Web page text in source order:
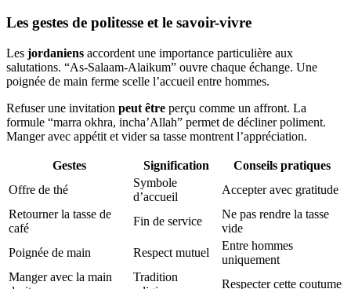
Les gestes de politesse et le savoir-vivre
Les jordaniens accordent une importance particulière aux
salutations. “As-Salaam-Alaikum” ouvre chaque échange. Une
poignée de main ferme scelle l’accueil entre hommes.
Refuser une invitation peut être perçu comme un affront. La
formule “marra okhra, incha’Allah” permet de décliner poliment.
Manger avec appétit et vider sa tasse montrent l’appréciation.
Gestes Signification
Conseils pratiques
Offre de thé
Symbole
d’accueil
Accepter avec gratitude
Retourner la tasse de
café
Fin de service
Ne pas rendre la tasse
vide
Poignée de main
Respect mutuel
Entre hommes
uniquement
Manger avec la main
Tradition
Respecter cette coutume